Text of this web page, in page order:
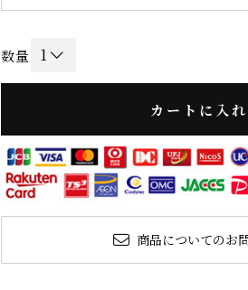
カートに入れ
商品についてのお